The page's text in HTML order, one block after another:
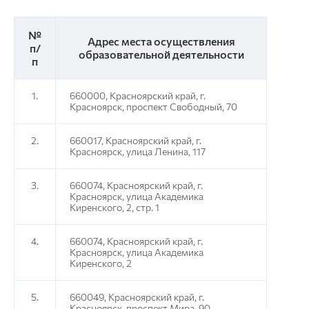
№
п/
п
Адрес места осуществления
образовательной деятельности
1.
660000, Красноярский край, г.
Красноярск, проспект Свободный, 70
2.
660017, Красноярский край, г.
Красноярск, улица Ленина, 117
3.
660074, Красноярский край, г.
Красноярск, улица Академика
Киренского, 2, стр. 1
4.
660074, Красноярский край, г.
Красноярск, улица Академика
Киренского, 2
5.
660049, Красноярский край, г.